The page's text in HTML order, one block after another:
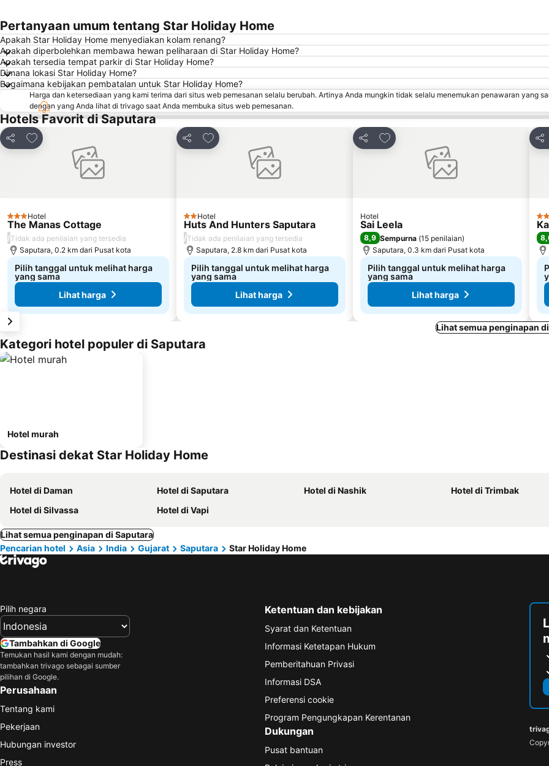
Perluas peta
Pertanyaan umum tentang Star Holiday Home
Apakah Star Holiday Home menyediakan kolam renang?
Apakah diperbolehkan membawa hewan peliharaan di Star Holiday Home?
Apakah tersedia tempat parkir di Star Holiday Home?
Dimana lokasi Star Holiday Home?
Bagaimana kebijakan pembatalan untuk Star Holiday Home?
Harga dan ketersediaan yang kami terima dari situs web pemesanan selalu berubah. Artinya Anda mungkin tidak selalu menemukan penawaran yang
dengan yang Anda lihat di trivago saat Anda membuka situs web pemesanan.
Hotels Favorit di Saputara
Bagikan
Tambahkan ke favorit
3 Bintang
Hotel
The Manas Cottage
/Tidak ada penilaian yang tersedia
Saputara, 0.2 km dari Pusat kota
Pilih tanggal untuk melihat harga
yang sama
Lihat harga
Bagikan
Tambahkan ke favorit
2 Bintang
Hotel
Huts And Hunters Saputara
/Tidak ada penilaian yang tersedia
Saputara, 2.8 km dari Pusat kota
Pilih tanggal untuk melihat harga
yang sama
Lihat harga
Bagikan
Tambahkan ke favorit
Hotel
Sai Leela
8,9 Sempurna (15 penilaian)
Saputara, 0.3 km dari Pusat kota
Pilih tanggal untuk melihat harga
yang sama
Lihat harga
3
Lihat semua penginapan
Kategori hotel populer di Saputara
Hotel murah
Destinasi dekat Star Holiday Home
Hotel di Daman Hotel di Saputara Hotel di Nashik
Hotel di Trimbak
Hotel di Silvassa
Hotel di Vapi
Lihat semua penginapan di Saputara
Pencarian hotel
Asia India Gujarat Saputara Star Holiday Home
Pilih negara
Tambahkan di Google
Temukan hasil kami dengan mudah:
tambahkan trivago sebagai sumber
pilihan di Google.
Perusahaan
Tentang kami
Pekerjaan
Hubungan investor
Press
Ketentuan dan kebijakan
Syarat dan Ketentuan
Informasi Ketetapan Hukum
Pemberitahuan Privasi
Informasi DSA
Preferensi cookie
Program Pengungkapan Kerentanan
Dukungan
Pusat bantuan